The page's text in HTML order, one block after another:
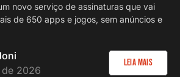
novo serviço de assinaturas que vai
de 650 apps e jogos, sem anúncios e
de 2026
Leia Mais